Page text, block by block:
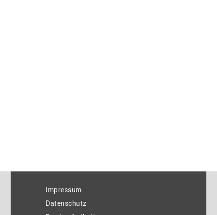
Impressum
Datenschutz